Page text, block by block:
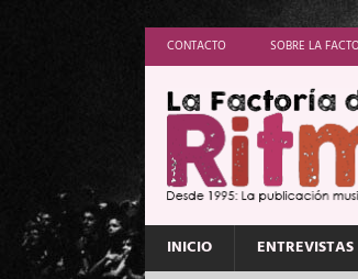
CONTACTO SOBRE LA
INICIO ENTREVISTAS